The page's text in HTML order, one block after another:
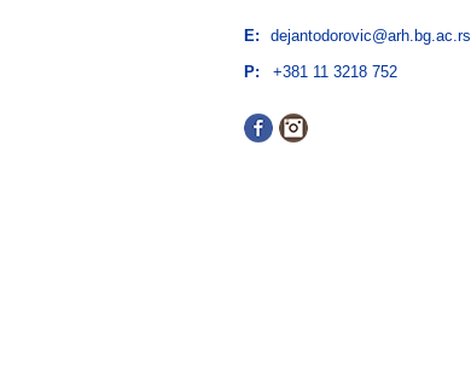
E:
dejantodorovic@arh.bg.ac.rs
P:
+381 11 3218 752
Facebook